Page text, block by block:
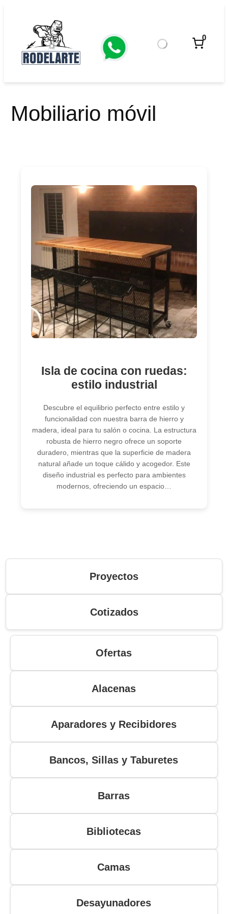
contenido
0
Proyectos
Cotizados
Ofertas
Alacenas
Aparadores y Recibidores
Bancos, Sillas y Taburetes
Barras
Bibliotecas
Camas
Desayunadores
Mobiliario móvil
Isla de cocina con ruedas:
estilo industrial
Descubre el equilibrio perfecto entre estilo y
funcionalidad con nuestra barra de hierro y
madera, ideal para tu salón o cocina. La estructura
robusta de hierro negro ofrece un soporte
duradero, mientras que la superficie de madera
natural añade un toque cálido y acogedor. Este
diseño industrial es perfecto para ambientes
modernos, ofreciendo un espacio…